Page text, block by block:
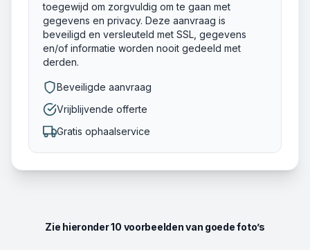
toegewijd om zorgvuldig om te gaan met
gegevens en privacy. Deze aanvraag is
beveiligd en versleuteld met SSL, gegevens
en/of informatie worden nooit gedeeld met
derden.
Beveiligde aanvraag
Vrijblijvende offerte
Gratis ophaalservice
Zie hieronder 10 voorbeelden van goede foto’s